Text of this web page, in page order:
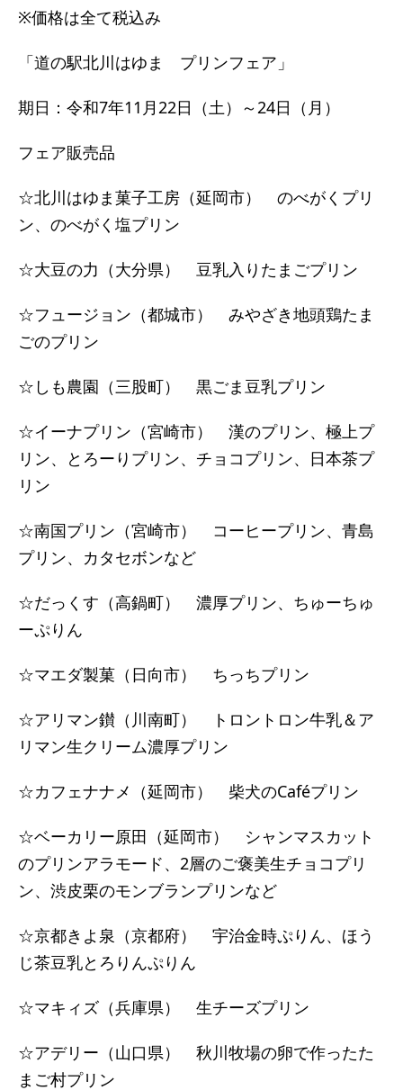
※価格は全て税込み
「道の駅北川はゆま プリンフェア」
期日：令和7年11月22日（土）～24日（月）
フェア販売品
☆北川はゆま菓子工房（延岡市） のべがくプリ
ン、のべがく塩プリン
☆大豆の力（大分県） 豆乳入りたまごプリン
☆フュージョン（都城市） みやざき地頭鶏たま
ごのプリン
☆しも農園（三股町） 黒ごま豆乳プリン
☆イーナプリン（宮崎市） 漢のプリン、極上プ
リン、とろーりプリン、チョコプリン、日本茶プ
リン
☆南国プリン（宮崎市） コーヒープリン、青島
プリン、カタセボンなど
☆だっくす（高鍋町） 濃厚プリン、ちゅーちゅ
ーぷりん
☆マエダ製菓（日向市） ちっちプリン
☆アリマン鑚（川南町） トロントロン牛乳＆ア
リマン生クリーム濃厚プリン
☆カフェナナメ（延岡市） 柴犬のCaféプリン
☆ベーカリー原田（延岡市） シャンマスカット
のプリンアラモード、2層のご褒美生チョコプリ
ン、渋皮栗のモンブランプリンなど
☆京都きよ泉（京都府） 宇治金時ぷりん、ほう
じ茶豆乳とろりんぷりん
☆マキィズ（兵庫県） 生チーズプリン
☆アデリー（山口県） 秋川牧場の卵で作ったた
まご村プリン